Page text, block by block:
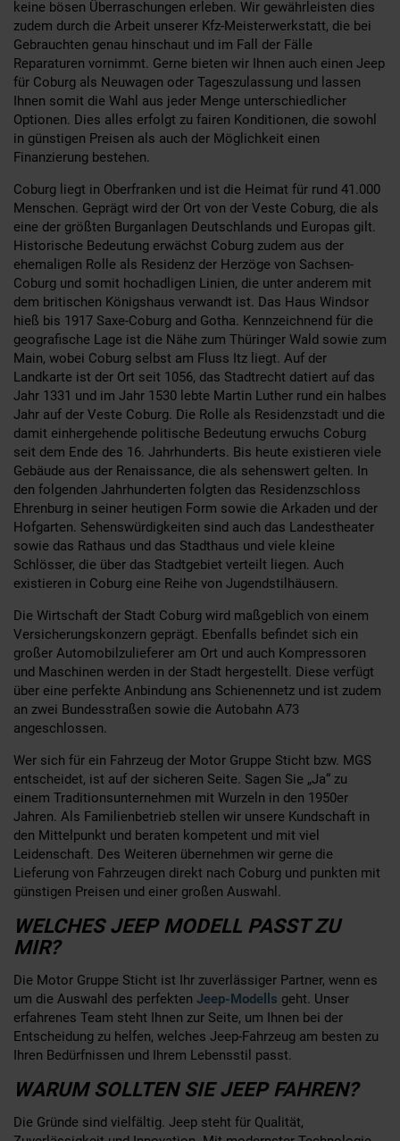
keine bösen Überraschungen erleben. Wir gewährleisten dies
zudem durch die Arbeit unserer Kfz-Meisterwerkstatt, die bei
Gebrauchten genau hinschaut und im Fall der Fälle
Reparaturen vornimmt. Gerne bieten wir Ihnen auch einen Jeep
für Coburg als Neuwagen oder Tageszulassung und lassen
Ihnen somit die Wahl aus jeder Menge unterschiedlicher
Optionen. Dies alles erfolgt zu fairen Konditionen, die sowohl
in günstigen Preisen als auch der Möglichkeit einen
Finanzierung bestehen.
Coburg liegt in Oberfranken und ist die Heimat für rund 41.000
Menschen. Geprägt wird der Ort von der Veste Coburg, die als
eine der größten Burganlagen Deutschlands und Europas gilt.
Historische Bedeutung erwächst Coburg zudem aus der
ehemaligen Rolle als Residenz der Herzöge von Sachsen-
Coburg und somit hochadligen Linien, die unter anderem mit
dem britischen Königshaus verwandt ist. Das Haus Windsor
hieß bis 1917 Saxe-Coburg and Gotha. Kennzeichnend für die
geografische Lage ist die Nähe zum Thüringer Wald sowie zum
Main, wobei Coburg selbst am Fluss Itz liegt. Auf der
Landkarte ist der Ort seit 1056, das Stadtrecht datiert auf das
Jahr 1331 und im Jahr 1530 lebte Martin Luther rund ein halbes
Jahr auf der Veste Coburg. Die Rolle als Residenzstadt und die
damit einhergehende politische Bedeutung erwuchs Coburg
seit dem Ende des 16. Jahrhunderts. Bis heute existieren viele
Gebäude aus der Renaissance, die als sehenswert gelten. In
den folgenden Jahrhunderten folgten das Residenzschloss
Ehrenburg in seiner heutigen Form sowie die Arkaden und der
Hofgarten. Sehenswürdigkeiten sind auch das Landestheater
sowie das Rathaus und das Stadthaus und viele kleine
Schlösser, die über das Stadtgebiet verteilt liegen. Auch
existieren in Coburg eine Reihe von Jugendstilhäusern.
Die Wirtschaft der Stadt Coburg wird maßgeblich von einem
Versicherungskonzern geprägt. Ebenfalls befindet sich ein
großer Automobilzulieferer am Ort und auch Kompressoren
und Maschinen werden in der Stadt hergestellt. Diese verfügt
über eine perfekte Anbindung ans Schienennetz und ist zudem
an zwei Bundesstraßen sowie die Autobahn A73
angeschlossen.
Wer sich für ein Fahrzeug der Motor Gruppe Sticht bzw. MGS
entscheidet, ist auf der sicheren Seite. Sagen Sie „Ja“ zu
einem Traditionsunternehmen mit Wurzeln in den 1950er
Jahren. Als Familienbetrieb stellen wir unsere Kundschaft in
den Mittelpunkt und beraten kompetent und mit viel
Leidenschaft. Des Weiteren übernehmen wir gerne die
Lieferung von Fahrzeugen direkt nach Coburg und punkten mit
günstigen Preisen und einer großen Auswahl.
WELCHES JEEP MODELL PASST ZU
MIR?
Die Motor Gruppe Sticht ist Ihr zuverlässiger Partner, wenn es
um die Auswahl des perfekten Jeep-Modells geht. Unser
erfahrenes Team steht Ihnen zur Seite, um Ihnen bei der
Entscheidung zu helfen, welches Jeep-Fahrzeug am besten zu
Ihren Bedürfnissen und Ihrem Lebensstil passt.
WARUM SOLLTEN SIE JEEP FAHREN?
Die Gründe sind vielfältig. Jeep steht für Qualität,